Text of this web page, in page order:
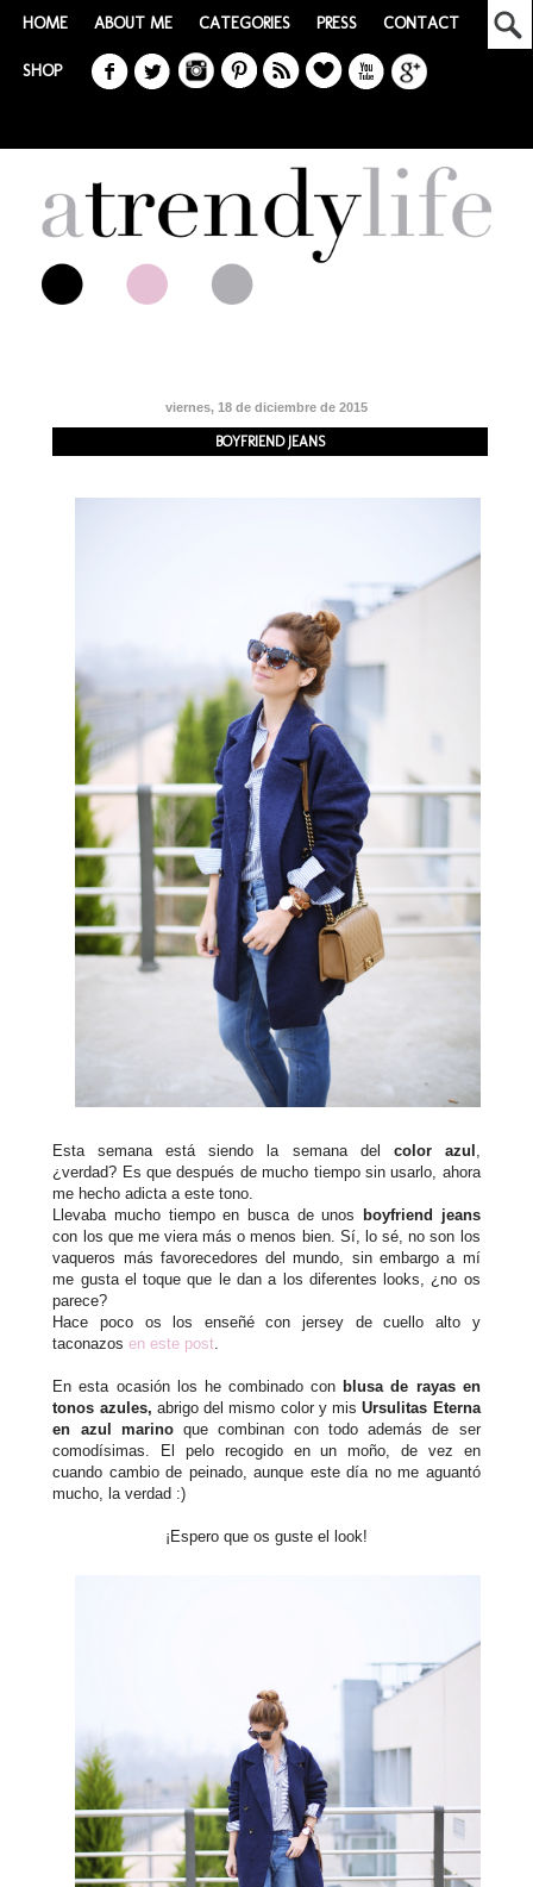
HOME ABOUT ME CATEGORIES PRESS CONTACT
SHOP
viernes, 18 de diciembre de 2015
BOYFRIEND JEANS
Esta semana está siendo la semana del color azul ,
¿verdad? Es que después de mucho tiempo sin usarlo, ahora
me hecho adicta a este tono.
Llevaba mucho tiempo en busca de unos
boyfriend jeans
con los que me viera más o menos bien. Sí, lo sé, no son los
vaqueros más favorecedores del mundo, sin embargo a mí
me gusta el toque que le dan a los diferentes looks, ¿no os
parece?
Hace poco os los enseñé con jersey de cuello alto y
taconazosen este post.
En esta ocasión los he combinado con blusa de rayas en
tonos azules, abrigo del mismo color y misUrsulitas Eterna
en azul marino que combinan con todo además de ser
comodísimas. El pelo recogido en un moño, de vez en
cuando cambio de peinado, aunque este día no me aguantó
mucho, la verdad :)
¡Espero que os guste el look!